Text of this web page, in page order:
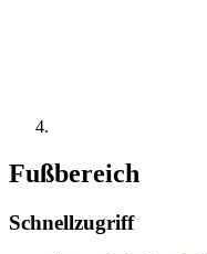
Fußbereich
Schnellzugriff